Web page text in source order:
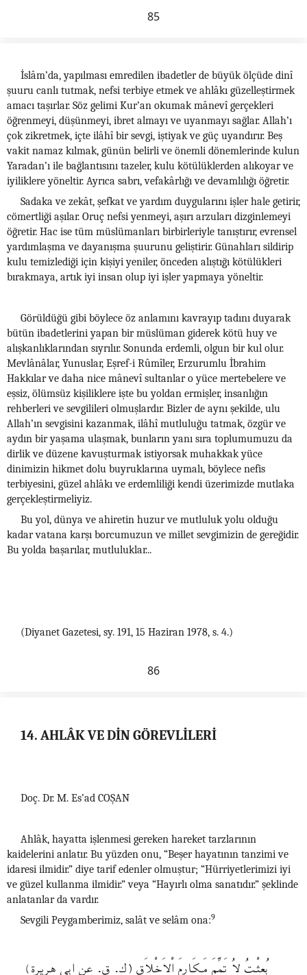
85
İslâm’da, yapılması emredilen ibadetler de büyük ölçüde dinî
şuuru canlı tutmak, nefsi terbiye etmek ve ahlâkı güzelleştirmek
amacı taşırlar. Söz gelimi Kur’an okumak mânevî gerçekleri
öğrenmeyi, düşünmeyi, ibret almayı ve uyanmayı sağlar. Allah’ı
çok zikretmek, içte ilâhî bir sevgi, iştiyak ve güç uyandırır. Beş
vakit namaz kılmak, günün belirli ve önemli dönemlerinde kulun
Yaradan’ı ile bağlantısını tazeler, kulu kötülüklerden alıkoyar ve
iyiliklere yöneltir. Ayrıca sabrı, vefakârlığı ve devamlılığı öğretir.
Sadaka ve zekât, şefkat ve yardım duygularını işler hale getirir,
cömertliği aşılar. Oruç nefsi yenmeyi, aşırı arzuları dizginlemeyi
öğretir. Hac ise tüm müslümanları birbirleriyle tanıştırır, evrensel
yardımlaşma ve dayanışma şuurunu geliştirir. Günahları sildirip
kulu temizlediği için kişiyi yeniler, önceden alıştığı kötülükleri
bırakmaya, artık iyi insan olup iyi işler yapmaya yöneltir.
Görüldüğü gibi böylece öz anlamını kavrayıp tadını duyarak
bütün ibadetlerini yapan bir müslüman giderek kötü huy ve
alışkanlıklarından sıyrılır. Sonunda erdemli, olgun bir kul olur.
Mevlânâlar, Yunuslar, Eşref-i Rûmîler, Erzurumlu İbrahim
Hakkılar ve daha nice mânevî sultanlar o yüce mertebelere ve
eşsiz, ölümsüz kişiliklere işte bu yoldan ermişler, insanlığın
rehberleri ve sevgilileri olmuşlardır. Bizler de aynı şekilde, ulu
Allah’ın sevgisini kazanmak, ilâhî mutluluğu tatmak, özgür ve
aydın bir yaşama ulaşmak, bunların yanı sıra toplumumuzu da
dirlik ve düzene kavuşturmak istiyorsak muhakkak yüce
dinimizin hikmet dolu buyruklarına uymalı, böylece nefis
terbiyesini, güzel ahlâkı ve erdemliliği kendi üzerimizde mutlaka
gerçekleştirmeliyiz.
Bu yol, dünya ve ahiretin huzur ve mutluluk yolu olduğu
kadar vatana karşı borcumuzun ve millet sevgimizin de gereğidir.
Bu yolda başarılar, mutluluklar...
(Diyanet Gazetesi, sy. 191, 15 Haziran 1978, s. 4.)
86
14. AHLÂK VE DİN GÖREVLİLERİ
Doç. Dr. M. Es’ad COŞAN
Ahlâk, hayatta işlenmesi gereken hareket tarzlarının
kaidelerini anlatır. Bu yüzden onu, “Beşer hayatının tanzimi ve
idaresi ilmidir.” diye tarif edenler olmuştur; “Hürriyetlerimizi iyi
ve güzel kullanma ilmidir.” veya “Hayırlı olma sanatıdır.” şeklinde
anlatanlar da vardır.
Sevgili Peygamberimiz, salât ve selâm ona:9
بُعِثْـتُ ِلاُ تَمِّمَ مَــكَارِمَ اْلاَخْلاَقِ (ك. ق. عن ابى هريرة)